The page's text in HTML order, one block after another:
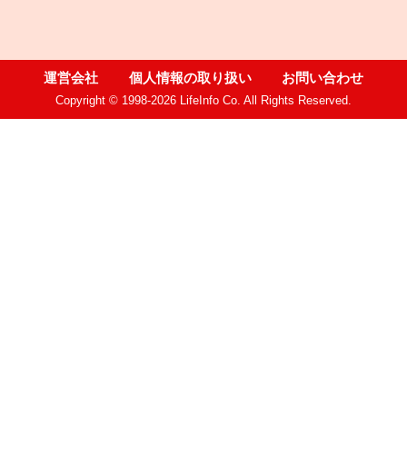
運営会社 個人情報の取り扱い お問い合わせ
Copyright © 1998-2026 LifeInfo Co. All Rights Reserved.